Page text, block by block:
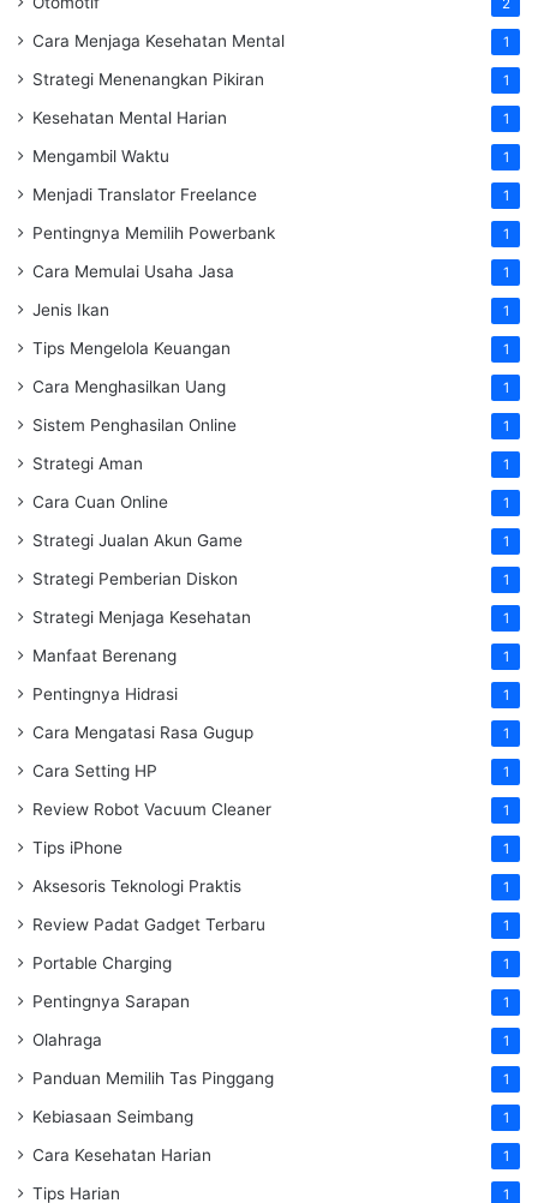
2
Cara Menjaga Kesehatan Mental 1
Strategi Menenangkan Pikiran 1
Kesehatan Mental Harian 1
Mengambil Waktu 1
Menjadi Translator Freelance 1
Pentingnya Memilih Powerbank 1
Cara Memulai Usaha Jasa 1
Jenis Ikan 1
Tips Mengelola Keuangan 1
Cara Menghasilkan Uang 1
Sistem Penghasilan Online 1
Strategi Aman 1
Cara Cuan Online 1
Strategi Jualan Akun Game 1
Strategi Pemberian Diskon 1
Strategi Menjaga Kesehatan 1
Manfaat Berenang 1
Pentingnya Hidrasi 1
Cara Mengatasi Rasa Gugup 1
Cara Setting HP 1
Review Robot Vacuum Cleaner 1
Tips iPhone 1
Aksesoris Teknologi Praktis 1
Review Padat Gadget Terbaru 1
Portable Charging 1
Pentingnya Sarapan 1
Olahraga 1
Panduan Memilih Tas Pinggang 1
Kebiasaan Seimbang 1
Cara Kesehatan Harian 1
Tips Harian 1